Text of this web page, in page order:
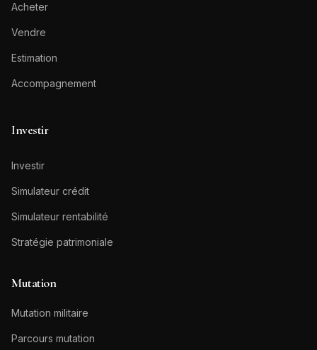
Acheter
Vendre
Estimation
Accompagnement
Investir
Investir
Simulateur crédit
Simulateur rentabilité
Stratégie patrimoniale
Mutation
Mutation militaire
Parcours mutation